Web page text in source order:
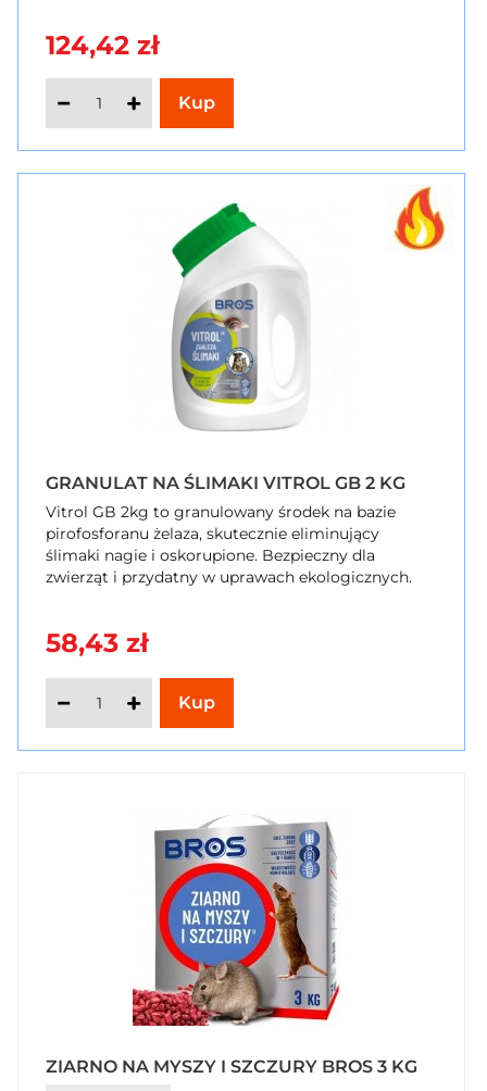
Szybkikoszyk.pl
124,42 zł
GRANULAT NA ŚLIMAKI VITROL GB 2 KG
Vitrol GB 2kg to granulowany środek na bazie
pirofosforanu żelaza, skutecznie eliminujący
ślimaki nagie i oskorupione. Bezpieczny dla
zwierząt i przydatny w uprawach ekologicznych.
58,43 zł
ZIARNO NA MYSZY I SZCZURY BROS 3 KG